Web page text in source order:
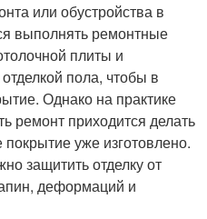
или обустройства в
выполнять ремонтные
плиты и
пола, чтобы в
Однако на практике
ремонт приходится делать
уже изготовлено.
защитить отделку от
деформаций и